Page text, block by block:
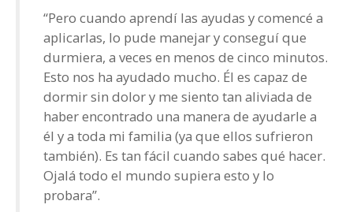
“Pero cuando aprendí las ayudas y comencé a
aplicarlas, lo pude manejar y conseguí que
durmiera, a veces en menos de cinco minutos.
Esto nos ha ayudado mucho. Él es capaz de
dormir sin dolor y me siento tan aliviada de
haber encontrado una manera de ayudarle a
él y a toda mi familia (ya que ellos sufrieron
también). Es tan fácil cuando sabes qué hacer.
Ojalá todo el mundo supiera esto y lo
probara”.